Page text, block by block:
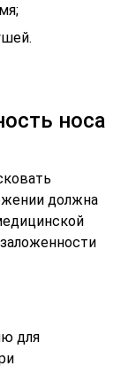
носа
должна
для